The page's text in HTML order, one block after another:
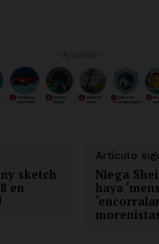
sketch
en
Artículo
Niega
haya